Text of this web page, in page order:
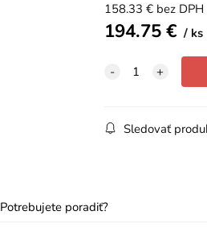
158.33 € bez DPH
194.75€ ks
Sledovať
Potrebujete poradiť?